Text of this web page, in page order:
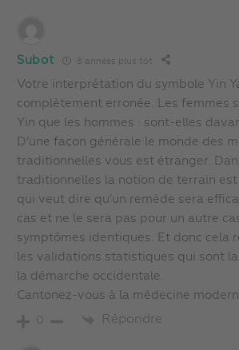
Subot 8 années plus tôt
Votre interprétation du symbole Yin
complètement erronée. Les femmes
Yin que les hommes : sont-elles
D’une façon générale le monde des
traditionnelles vous est étranger.
traditionnelles la notion de terrain est
qui veut dire qu’un remède sera
cas et ne le sera pas pour un autre
symptômes identiques. Et donc cela
les validations statistiques qui sont
la démarche occidentale.
Cantonez-vous à la médecine
0 Répondre